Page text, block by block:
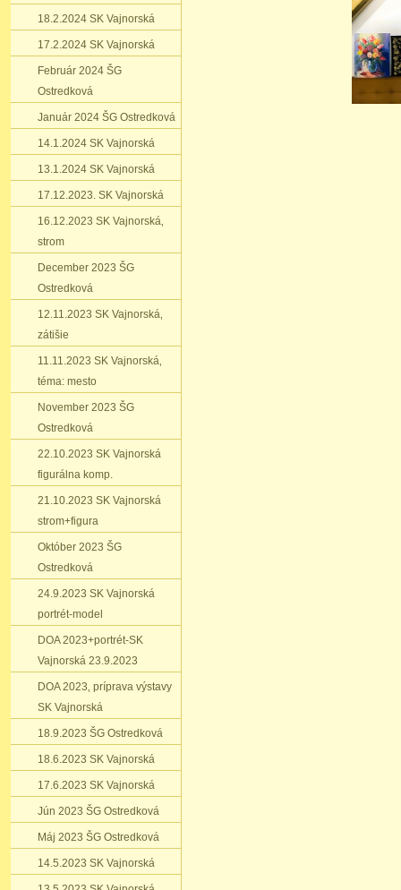
18.2.2024 SK Vajnorská
17.2.2024 SK Vajnorská
Február 2024 ŠG
Ostredková
Január 2024 ŠG Ostredková
14.1.2024 SK Vajnorská
13.1.2024 SK Vajnorská
17.12.2023. SK Vajnorská
16.12.2023 SK Vajnorská‚
strom
December 2023 ŠG
Ostredková
12.11.2023 SK Vajnorská‚
zátišie
11.11.2023 SK Vajnorská‚
téma: mesto
November 2023 ŠG
Ostredková
22.10.2023 SK Vajnorská
figurálna komp.
21.10.2023 SK Vajnorská
strom+figura
Október 2023 ŠG
Ostredková
24.9.2023 SK Vajnorská
portrét-model
DOA 2023+portrét-SK
Vajnorská 23.9.2023
DOA 2023‚ príprava výstavy
SK Vajnorská
18.9.2023 ŠG Ostredková
18.6.2023 SK Vajnorská
17.6.2023 SK Vajnorská
Jún 2023 ŠG Ostredková
Máj 2023 ŠG Ostredková
14.5.2023 SK Vajnorská